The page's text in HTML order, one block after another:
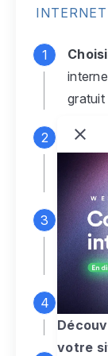
gratuit
à
votre